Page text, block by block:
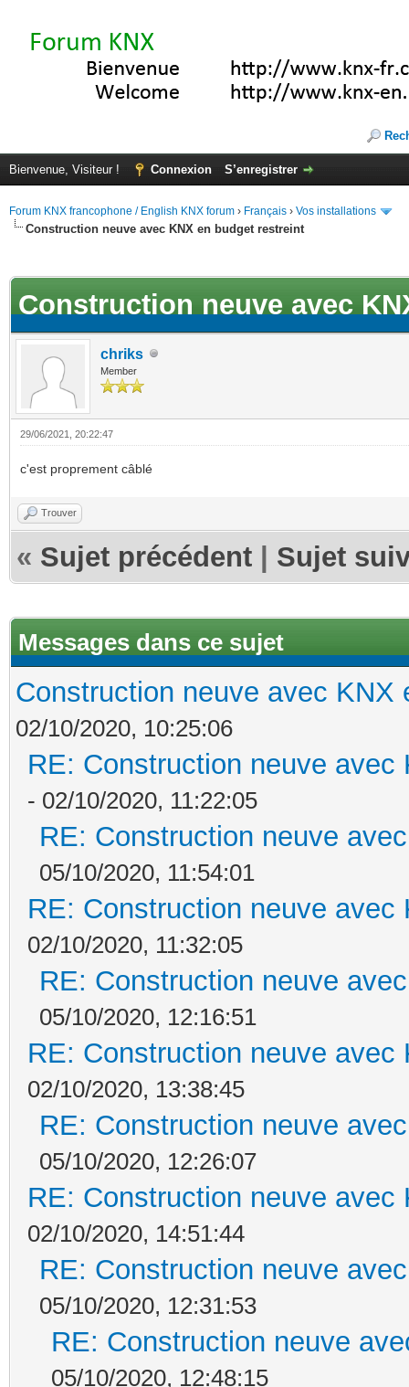
Bienvenue, Visiteur ! Connexion S’enregistrer
Forum KNX francophone / English KNX forum › Français › Vos installations
Construction neuve avec KNX en budget restreint
Construction neuve avec
chriks
Member
29/06/2021, 20:22:47
c'est proprement câblé
Trouver
« Sujet précédent Sujet
Messages dans ce sujet
Construction neuve avec KNX
02/10/2020, 10:25:06
RE: Construction neuve avec
- 02/10/2020, 11:22:05
RE: Construction neuve
05/10/2020, 11:54:01
RE: Construction neuve avec
02/10/2020, 11:32:05
RE: Construction neuve
05/10/2020, 12:16:51
RE: Construction neuve avec
02/10/2020, 13:38:45
RE: Construction neuve
05/10/2020, 12:26:07
RE: Construction neuve avec
02/10/2020, 14:51:44
RE: Construction neuve
05/10/2020, 12:31:53
RE: Construction neuve
05/10/2020, 12:48:15